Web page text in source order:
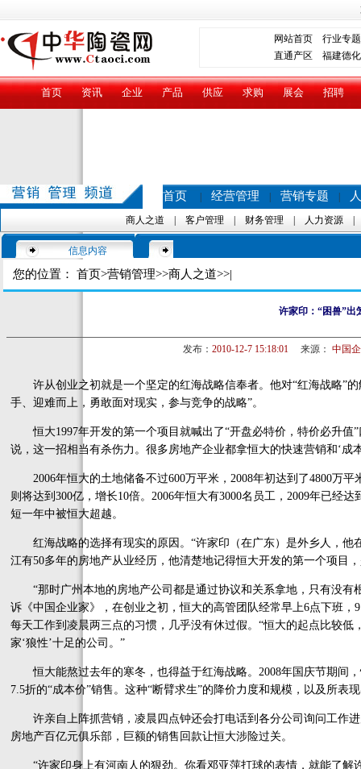
网站首页
行业专题
直通产区 福建德化
首页 资讯 企业 产品 供应 求购 展会 招聘
首页 经营管理 营销专题
商人之道 客户管理 财务管理 人力资源
信息内容
您的位置： 首页>营销管理>>商人之道>>|
许家印：“困兽”出
发布： 2010-12-7 15:18:01 来源： 中国
许从创业之初就是一个坚定的红海战略信奉者。他对“红海战略”的
手、迎难而上，勇敢面对现实，参与竞争的战略”。
恒大1997年开发的第一个项目就喊出了“开盘必特价，特价必升值
说，这一招相当有杀伤力。很多房地产企业都拿恒大的快速营销和‘成
2006年恒大的土地储备不过600万平米，2008年初达到了4800万平
则将达到300亿，增长10倍。2006年恒大有3000名员工，2009年已经
短一年中被恒大超越。
红海战略的选择有现实的原因。“许家印（在广东）是外乡人，他
江有50多年的房地产从业经历，他清楚地记得恒大开发的第一个项目
“那时广州本地的房地产公司都是通过协议和关系拿地，只有没有
诉《中国企业家》，在创业之初，恒大的高管团队经常早上6点下班
每天工作到凌晨两三点的习惯，几乎没有休过假。“恒大的起点比较
家‘狼性’十足的公司。”
恒大能熬过去年的寒冬，也得益于红海战略。2008年国庆节期间
7.5折的“成本价”销售。这种“断臂求生”的降价力度和规模，以及所表
许亲自上阵抓营销，凌晨四点钟还会打电话到各分公司询问工作进
房地产百亿元俱乐部，巨额的销售回款让恒大涉险过关。
“许家印身上有河南人的狠劲。你看邓亚萍打球的表情，就能了解